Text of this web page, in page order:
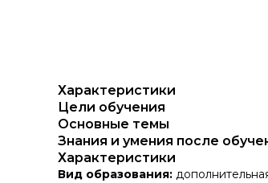
Характеристики
Цели обучения
Основные темы
Знания и умения после
Характеристики
Вид образования: